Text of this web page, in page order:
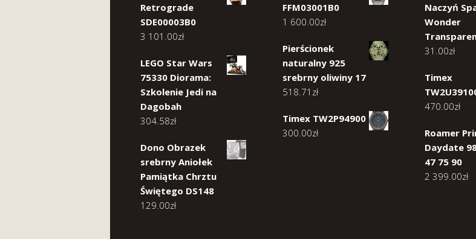
Retrograde
SDE00003B0
3 101.00zł
LEGO Star Wars
75330 Diorama:
Szkolenie Jedi na
Dagobah
304.58zł
Dono Obrazek
srebrny Aniołek
Pamiątka Chrztu
Świętego DS148
129.00zł
FFM03001B0
1 600.00zł
Pierścionek
naturalny 925
srebrny oliwiny 17
518.71 zł
Timex TW2P94900
300.00zł
Naczyń
Wonder
31.00zł
Timex
470.00zł
Roamer
Daydate
47 75 90
2 399.00zł